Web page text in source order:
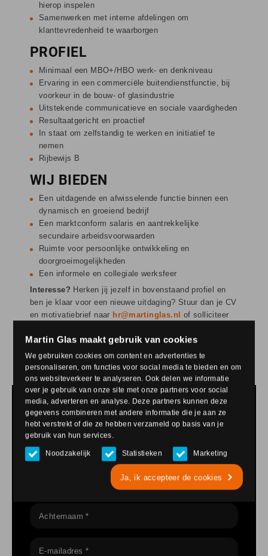
Martin Glas maakt gebruik van cookies
We gebruiken cookies om content en advertenties te
personaliseren, om functies voor social media te bieden en om
ons websiteverkeer te analyseren. Ook delen we informatie
over je gebruik van onze site met onze partners voor social
media, adverteren en analyse. Deze partners kunnen deze
gegevens combineren met andere informatie die je aan ze
hebt verstrekt of die ze hebben verzameld op basis van je
gebruik van hun services.
Noodzakelijk Statistieken Marketing
Ja, ik accepteer de cookies
hierop inspelen
Samenwerken met interne afdelingen om
klanttevredenheid te waarborgen
PROFIEL
Minimaal een MBO+/HBO werk- en denkniveau
Ervaring in een commerciële buitendienstfunctie, bij
voorkeur in de bouw- of glasindustrie
Uitstekende communicatieve en sociale vaardigheden
Resultaatgericht en proactief
In staat om zelfstandig te werken en initiatief te
nemen
Rijbewijs B
WIJ BIEDEN
Een uitdagende en afwisselende functie binnen een
dynamisch en groeiend bedrijf
Een marktconform salaris en aantrekkelijke
secundaire arbeidsvoorwaarden
Ruimte voor persoonlijke ontwikkeling en
doorgroeimogelijkheden
Een informele en collegiale werksfeer
Interesse? Herken jij jezelf in bovenstaand profiel en
ben je klaar voor een nieuwe uitdaging? Stuur dan je CV
en motivatiebrief naar hr@martinglas.nl
of solliciteer
Acquisitie naar aanleiding van deze vacature wordt
niet op prijs gesteld.
SOLLICITEER DIRECT
Heeft u interesse in deze vacature? Stuur dan je cv en
formulier of mail naarhr@martinglas.nl.
Achternaam *
E-mailadres *